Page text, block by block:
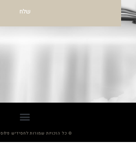
שלח
© כל הזכויות שמורות לחסידיש פלוס 2013-2026